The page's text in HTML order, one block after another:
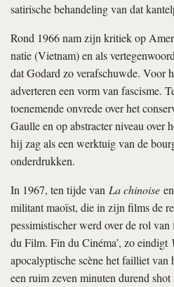
satirische behandeling van dat
Rond 1966 nam zijn kritiek op
natie (Vietnam) en als
dat Godard zo verafschuwde. Voor
adverteren een vorm van fascisme.
toenemende onvrede over het
Gaulle en op abstracter niveau over
hij zag als een werktuig van de
onderdrukken.
In 1967, ten tijde van La chinoise en
militant maoïst, die in zijn films de
pessimistischer werd over de rol
du Film. Fin du Cinéma’, zo eindigt
apocalyptische scène het failliet van
een ruim zeven minuten durend